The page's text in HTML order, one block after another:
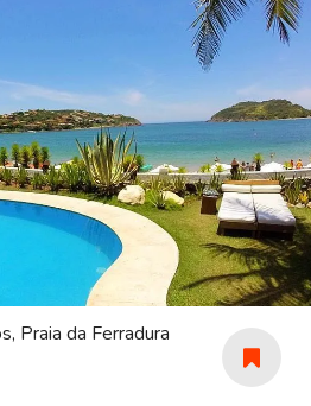
Praia da Ferradura